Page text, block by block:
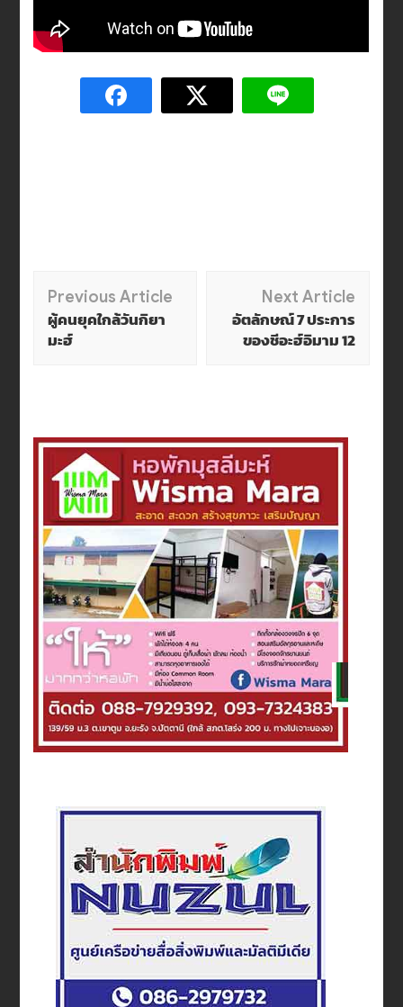
Post
Navigation
Previous Article
ผู้คนยุคใกล้วันกิยา
มะฮ์
Next Article
อัตลักษณ์ 7 ประการ
ของชีอะฮ์อิมาม 12